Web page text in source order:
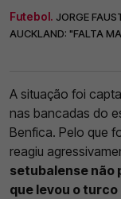
Futebol. JORGE
AUCKLAND: "FALTA
A situação foi
nas bancadas do
Benfica. Pelo que
reagiu
setubalense não
que levou o